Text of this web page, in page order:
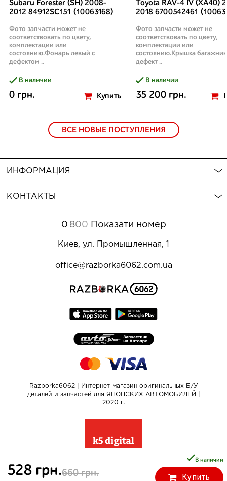
660 грн.
528 грн.
В наличии
Купить
Subaru Forester (SH) 2008-
2012 84912SC151 (10063168)
Фото запчасти может не
соответствовать по цвету,
комплектации или
состоянию.Фонарь левый с
дефектом ..
В наличии
0 грн. Купить
Toyota RAV-4 IV (XA40)
2018 6700542461
Фото запчасти может не
соответствовать по цвету,
комплектации или
состоянию.Крышка
дефект ..
В наличии
35 200 грн.
ВСЕ НОВЫЕ ПОСТУПЛЕНИЯ
ИНФОРМАЦИЯ
КОНТАКТЫ
0 800 Показати номер
Киев, ул. Промышленная, 1
office@razborka6062.com.ua
Razborka6062 | Интернет-магазин оригинальных Б/У
деталей и запчастей для ЯПОНСКИХ АВТОМОБИЛЕЙ |
2020 г.